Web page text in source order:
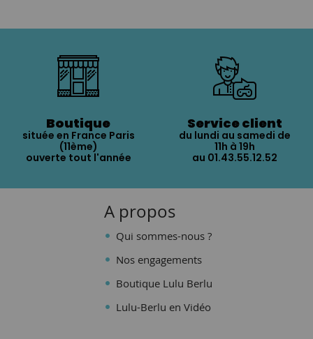
Boutique
située en France Paris
(11ème)
ouverte tout l'année
Service client
du lundi au samedi de
11h à 19h
au 01.43.55.12.52
A propos
Qui sommes-nous ?
Nos engagements
Boutique Lulu Berlu
Lulu-Berlu en Vidéo